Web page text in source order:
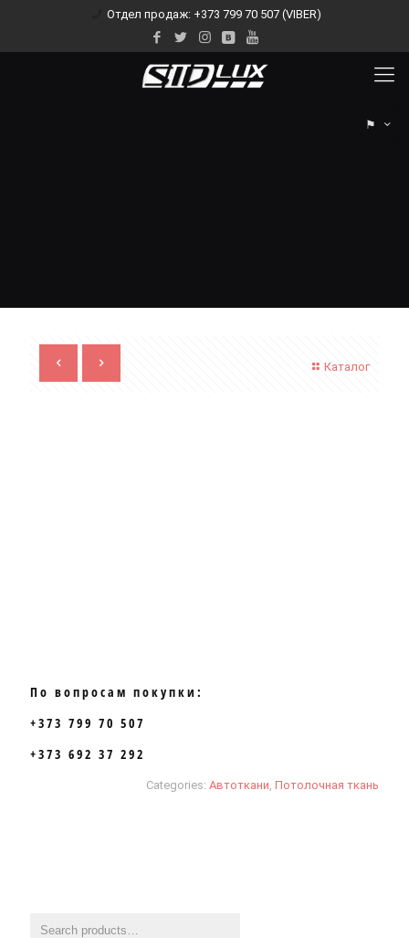
Отдел продаж: +373 799 70 507 (VIBER)
⚑
Каталог
По вопросам покупки:
+373 799 70 507
+373 692 37 292
Categories: Автоткани Потолочная ткань